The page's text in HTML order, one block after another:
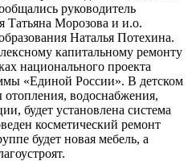
руководитель
Татьяна Морозова и и.о.
Наталья Потехина.
капитальному ремонту
национального проекта
«Единой России». В детском
водоснабжения,
будет установлена система
косметический ремонт
будет новая мебель, а